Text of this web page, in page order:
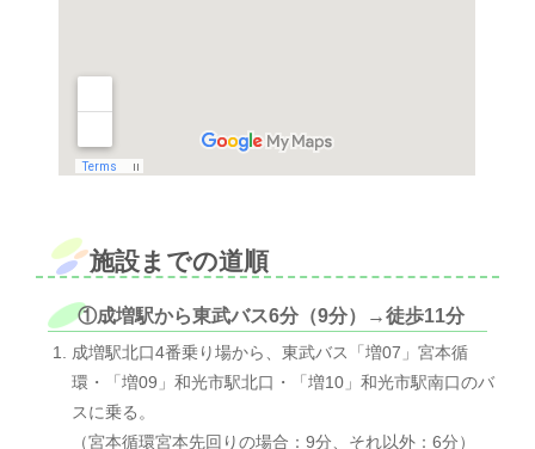
施設までの道順
①成増駅から東武バス6分（9分）→徒歩11分
成増駅北口4番乗り場から、東武バス「増07」宮本循
環・「増09」和光市駅北口・「増10」和光市駅南口のバ
スに乗る。
（宮本循環宮本先回りの場合：9分、それ以外：6分）